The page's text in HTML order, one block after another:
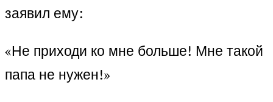
заявил ему:
«Не приходи ко мне больше! Мне такой
папа не нужен!»